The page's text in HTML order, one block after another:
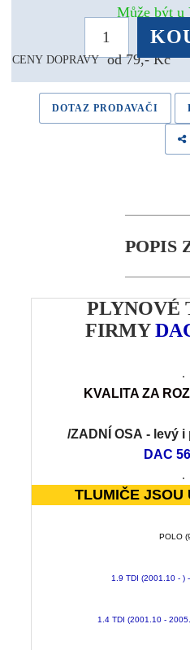
Může být u
CENY DOPRAVY od 79,- Kč
DOTAZ PRODAVAČI
POPIS
PLYNOVÉ
FIRMY
.
KVALITA ZA
/ZADNÍ OSA - levý i
DAC
.
TLUMIČE JSOU
POLO
1.9 TDI (2001.10 - )
1.4 TDI (2001.10 -